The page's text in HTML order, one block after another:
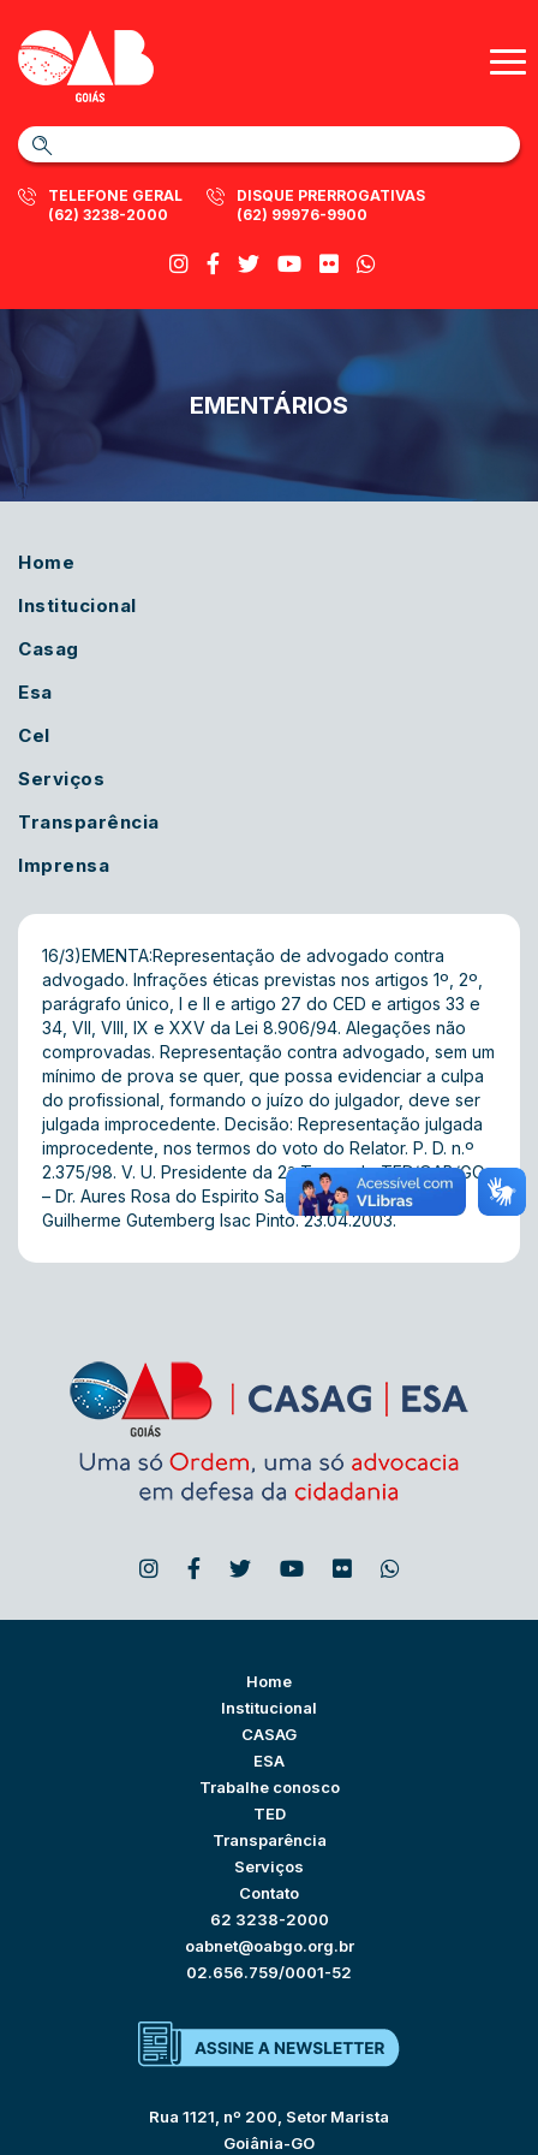
TELEFONE GERAL
(62) 3238-2000
DISQUE PRERROGATIVAS
(62) 99976-9900
EMENTÁRIOS
Home
Institucional
Casag
Esa
Cel
Serviços
Transparência
Imprensa
16/3)EMENTA:Representação de advogado contra
advogado. Infrações éticas previstas nos artigos 1º, 2º,
parágrafo único, I e II e artigo 27 do CED e artigos 33 e
34, VII, VIII, IX e XXV da Lei 8.906/94. Alegações não
comprovadas. Representação contra advogado, sem um
mínimo de prova se quer, que possa evidenciar a culpa
do profissional, formando o juízo do julgador, deve ser
julgada improcedente. Decisão: Representação julgada
improcedente, nos termos do voto do Relator. P. D. n.º
2.375/98. V. U. Presidente da 2ª Turma do TED/OAB/GO
– Dr. Aures Rosa do Espirito Santo. Relator – Juiz
Guilherme Gutemberg Isac Pinto. 23.04.2003.
Home
Institucional
CASAG
ESA
Trabalhe conosco
TED
Transparência
Serviços
Contato
62 3238-2000
oabnet@oabgo.org.br
02.656.759/0001-52
Rua 1121, nº 200, Setor Marista
Goiânia-GO